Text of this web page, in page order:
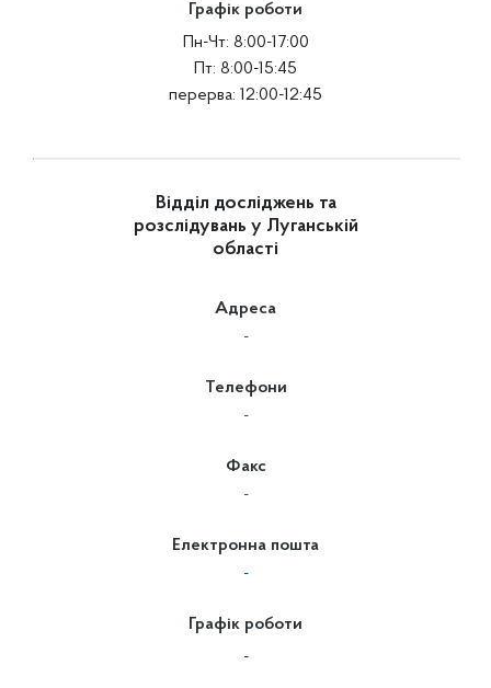
Графік роботи
Пн-Чт: 8:00-17:00
Пт: 8:00-15:45
перерва: 12:00-12:45
Відділ досліджень та
розслідувань у Луганській
області
Адреса
-
Телефони
-
Факс
-
Електронна пошта
-
Графік роботи
-